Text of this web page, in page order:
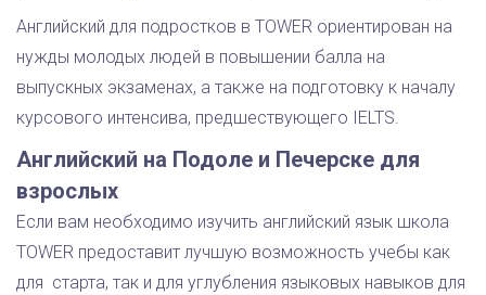
Английский для подростков в TOWER ориентирован на
нужды молодых людей в повышении балла на
выпускных экзаменах, а также на подготовку к началу
курсового интенсива, предшествующего IELTS.
Английский на Подоле и Печерске для
взрослых
Если вам необходимо изучить английский язык школа
TOWER предоставит лучшую возможность учебы как
для старта, так и для углубления языковых навыков для